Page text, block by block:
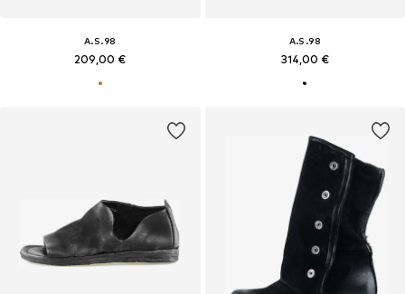
A.S.98
209,00 €
A.S.98
314,00 €